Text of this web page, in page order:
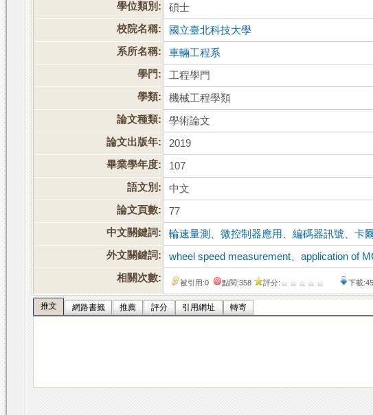
學位類別:
碩士
校院名稱:
國立臺北科技大學
系所名稱:
車輛工程系
學門:
工程學門
學類:
機械工程學類
論文種類:
學術論文
論文出版年:
2019
畢業學年度:
107
語文別:
中文
論文頁數:
77
中文關鍵詞:
輪速量測 、微控制器應用 、編碼器訊號 、卡
外文關鍵詞:
wheel speed measurement 、application of
相關次數:
被引用:0 點閱:358 評分: 下載:45
推文 網路書籤 推薦 評分 引用網址 轉寄